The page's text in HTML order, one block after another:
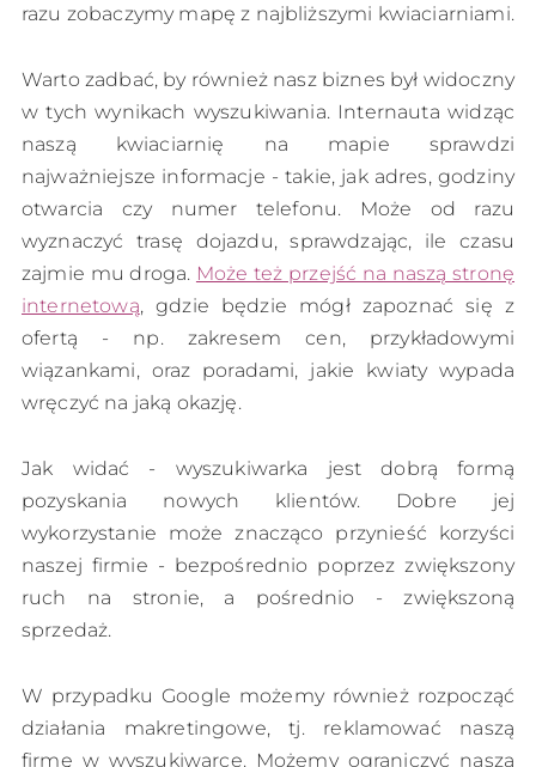
razu zobaczymy mapę z najbliższymi kwiaciarniami.
Warto zadbać, by również nasz biznes był widoczny
w tych wynikach wyszukiwania. Internauta widząc
naszą kwiaciarnię na mapie sprawdzi
najważniejsze informacje - takie, jak adres, godziny
otwarcia czy numer telefonu. Może od razu
wyznaczyć trasę dojazdu, sprawdzając, ile czasu
zajmie mu droga. Może też przejść na naszą stronę
internetową, gdzie będzie mógł zapoznać się z
ofertą - np. zakresem cen, przykładowymi
wiązankami, oraz poradami, jakie kwiaty wypada
wręczyć na jaką okazję.
Jak widać - wyszukiwarka jest dobrą formą
pozyskania nowych klientów. Dobre jej
wykorzystanie może znacząco przynieść korzyści
naszej firmie - bezpośrednio poprzez zwiększony
ruch na stronie, a pośrednio - zwiększoną
sprzedaż.
W przypadku Google możemy również rozpocząć
działania makretingowe, tj. reklamować naszą
firmę w wyszukiwarce. Możemy ograniczyć naszą